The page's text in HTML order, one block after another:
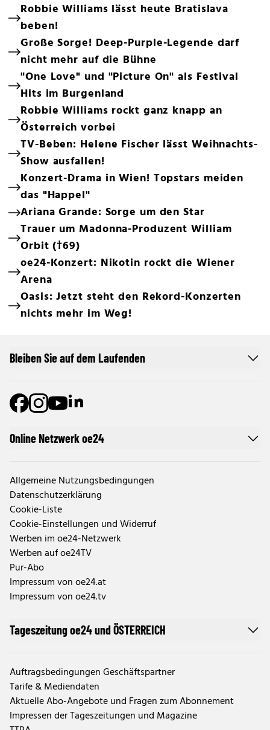
Robbie Williams lässt heute Bratislava
beben!
Große Sorge! Deep-Purple-Legende darf
nicht mehr auf die Bühne
"One Love" und "Picture On" als Festival
Hits im Burgenland
Robbie Williams rockt ganz knapp an
Österreich vorbei
TV-Beben: Helene Fischer lässt Weihnachts-
Show ausfallen!
Konzert-Drama in Wien! Topstars meiden
das "Happel"
Ariana Grande: Sorge um den Star
Trauer um Madonna-Produzent William
Orbit (†69)
oe24-Konzert: Nikotin rockt die Wiener
Arena
Oasis: Jetzt steht den Rekord-Konzerten
nichts mehr im Weg!
Online Netzwerk oe24
Allgemeine Nutzungsbedingungen
Datenschutzerklärung
Cookie-Liste
Cookie-Einstellungen und Widerruf
Werben im oe24-Netzwerk
Werben auf oe24TV
Pur-Abo
Impressum von oe24.at
Impressum von oe24.tv
Tageszeitung oe24 und ÖSTERREICH
Auftragsbedingungen Geschäftspartner
Tarife & Mediendaten
Aktuelle Abo-Angebote und Fragen zum Abonnement
Impressen der Tageszeitungen und Magazine
Bleiben Sie auf dem Laufenden